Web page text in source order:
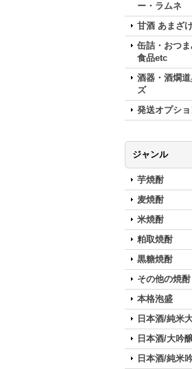
ー・ラムネ
甘酒 あまざ
缶詰・おつま
食品etc
酒器・酒燗
ズ
発送オプシ
ジャンル
芋焼酎
麦焼酎
米焼酎
粕取焼酎
黒糖焼酎
その他の焼酎
本格泡盛
日本酒/純米
日本酒/大吟
日本酒/純米